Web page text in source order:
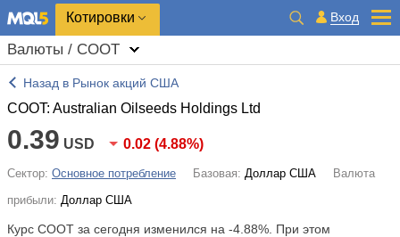
Котировки Вход
Валюты / COOT
Назад в Рынок акций США
COOT: Australian Oilseeds Holdings Ltd
0.39 USD 0.02 (4.88%)
Сектор: Основное потребление Базовая: Доллар США
Валюта
прибыли: Доллар США
Курс COOT за сегодня изменился на -4.88% . При этом